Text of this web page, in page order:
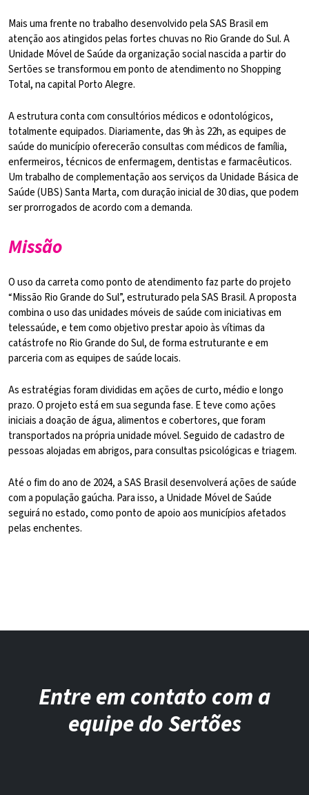
Mais uma frente no trabalho desenvolvido pela SAS Brasil em
atenção aos atingidos pelas fortes chuvas no Rio Grande do Sul. A
Unidade Móvel de Saúde da organização social nascida a partir do
Sertões se transformou em ponto de atendimento no Shopping
Total, na capital Porto Alegre.
A estrutura conta com consultórios médicos e odontológicos,
totalmente equipados. Diariamente, das 9h às 22h, as equipes de
saúde do município oferecerão consultas com médicos de família,
enfermeiros, técnicos de enfermagem, dentistas e farmacêuticos.
Um trabalho de complementação aos serviços da Unidade Básica de
Saúde (UBS) Santa Marta, com duração inicial de 30 dias, que podem
ser prorrogados de acordo com a demanda.
Missão
O uso da carreta como ponto de atendimento faz parte do projeto
“Missão Rio Grande do Sul”, estruturado pela SAS Brasil. A proposta
combina o uso das unidades móveis de saúde com iniciativas em
telessaúde, e tem como objetivo prestar apoio às vítimas da
catástrofe no Rio Grande do Sul, de forma estruturante e em
parceria com as equipes de saúde locais.
As estratégias foram divididas em ações de curto, médio e longo
prazo. O projeto está em sua segunda fase. E teve como ações
iniciais a doação de água, alimentos e cobertores, que foram
transportados na própria unidade móvel. Seguido de cadastro de
pessoas alojadas em abrigos, para consultas psicológicas e triagem.
Até o fim do ano de 2024, a SAS Brasil desenvolverá ações de saúde
com a população gaúcha. Para isso, a Unidade Móvel de Saúde
seguirá no estado, como ponto de apoio aos municípios afetados
pelas enchentes.
Entre em contato com a
equipe do Sertões